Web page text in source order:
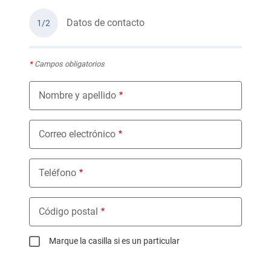
1/2 Datos de contacto
*Campos obligatorios
Nombre y apellido
Correo electrónico
Teléfono
Código postal
Marque la casilla si es un particular